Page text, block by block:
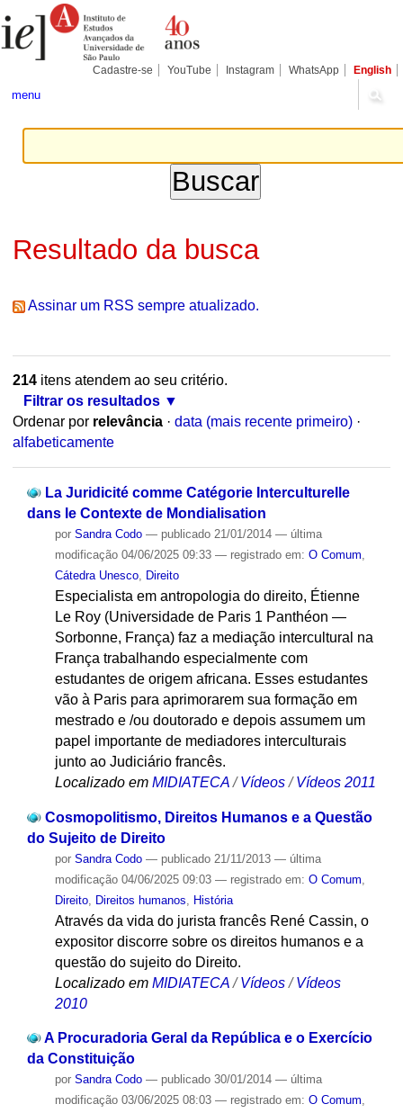
para
conteúdo.
Pessoais
Cadastre-se YouTube Instagram WhatsApp English
menu
Resultado da busca
Assinar um RSS sempre atualizado.
214itens atendem ao seu critério.
Filtrar os resultados
Ordenar por relevância · data (mais recente primeiro) ·
alfabeticamente
La Juridicité comme Catégorie Interculturelle
dans le Contexte de Mondialisation
por Sandra Codo — publicado21/01/2014 — última
modificação04/06/2025 09:33 — registrado em: O Comum
Cátedra Unesco, Direito
Especialista em antropologia do direito, Étienne
Le Roy (Universidade de Paris 1 Panthéon —
Sorbonne, França) faz a mediação intercultural na
França trabalhando especialmente com
estudantes de origem africana. Esses estudantes
vão à Paris para aprimorarem sua formação em
mestrado e /ou doutorado e depois assumem um
papel importante de mediadores interculturais
junto ao Judiciário francês.
Localizado em MIDIATECA /Vídeos /Vídeos 2011
Cosmopolitismo, Direitos Humanos e a Questão
do Sujeito de Direito
por Sandra Codo — publicado21/11/2013 — última
modificação04/06/2025 09:03 — registrado em: O Comum
Direito, Direitos humanos História
Através da vida do jurista francês René Cassin, o
expositor discorre sobre os direitos humanos e a
questão do sujeito do Direito.
Localizado em MIDIATECA /Vídeos /Vídeos
2010
A Procuradoria Geral da República e o Exercício
da Constituição
por Sandra Codo — publicado30/01/2014 — última
modificação03/06/2025 08:03 — registrado em: O Comum,